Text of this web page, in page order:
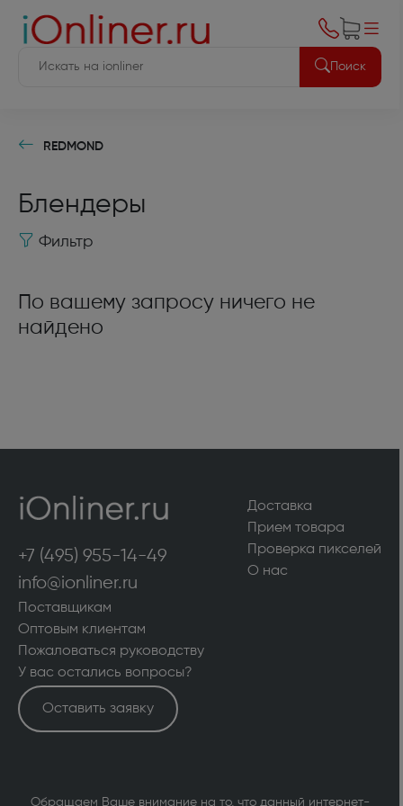
Поиск
REDMOND
Блендеры
Фильтр
По вашему запросу ничего не
найдено
+7 (495) 955-14-49
info@ionliner.ru
Доставка
Прием товара
Проверка пикселей
О нас
Поставщикам
Оптовым клиентам
Пожаловаться руководству
У вас остались вопросы?
Оставить заявку
Обращаем Ваше внимание на то, что данный интернет-